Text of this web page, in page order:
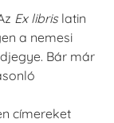
Ex libris latin
a nemesi
Bár már
címereket